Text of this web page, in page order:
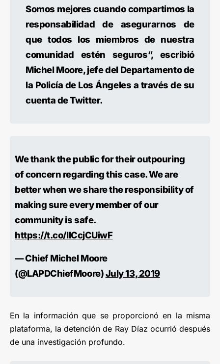
Somos mejores cuando compartimos la
responsabilidad de asegurarnos de
que todos los miembros de nuestra
comunidad estén seguros”, escribió
Michel Moore, jefe del Departamento de
la Policía de Los Ángeles a través de su
cuenta de Twitter.
We thank the public for their outpouring
of concern regarding this case. We are
better when we share the responsibility of
making sure every member of our
community is safe.
https://t.co/lICcjCUiwF
— Chief Michel Moore
(@LAPDChiefMoore)July 13, 2019
En la información que se proporcionó en la misma
plataforma, la detención de Ray Díaz ocurrió después
de una investigación profundo.